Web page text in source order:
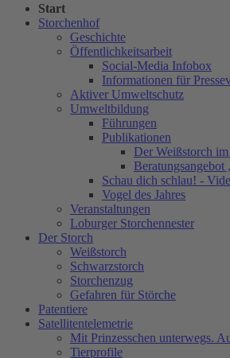
Start
Storchenhof
Geschichte
Öffentlichkeitsarbeit
Social-Media Infobox
Informationen für
Aktiver Umweltschutz
Umweltbildung
Führungen
Publikationen
Der Weißstorch
Schau dich schlau! -
Vogel des Jahres
Veranstaltungen
Loburger Storchennester
Der Storch
Weißstorch
Schwarzstorch
Storchenzug
Gefahren für Störche
Patentiere
Satellitentelemetrie
Mit Prinzesschen unterwegs.
Tierprofile